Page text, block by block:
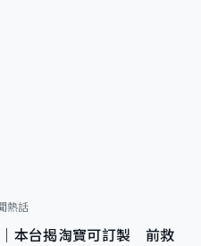
熱話
本台揭淘寶可訂製 前救